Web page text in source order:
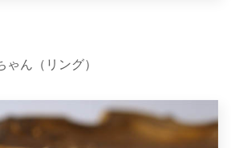
ゃん（リング）